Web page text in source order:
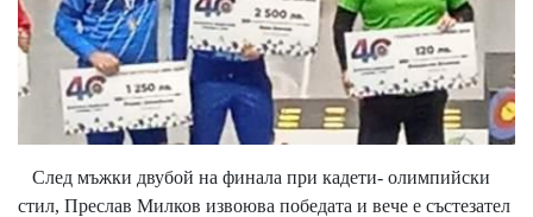
След мъжки двубой на финала при кадети- олимпийски
стил, Преслав Милков извоюва победата и вече е състезател